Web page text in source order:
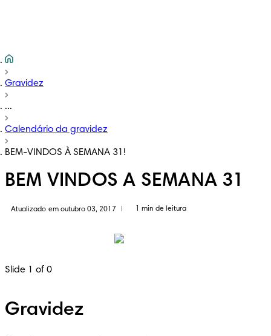
Gravidez
...
Calendário da gravidez
BEM-VINDOS À SEMANA 31!
BEM VINDOS A SEMANA 31
Atualizado em outubro 03, 2017 1 min de leitura
Slide 1 of 0
Gravidez